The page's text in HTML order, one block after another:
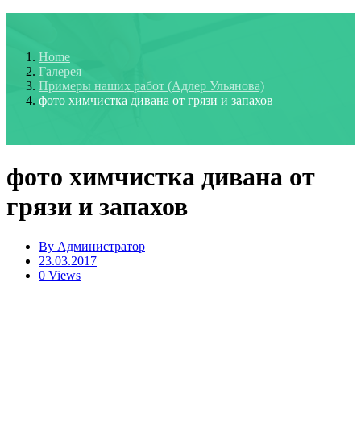
Home
Галерея
Примеры наших работ (Адлер Ульянова)
фото химчистка дивана от грязи и запахов
фото химчистка дивана от
грязи и запахов
By Администратор
23.03.2017
0 Views